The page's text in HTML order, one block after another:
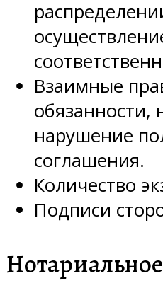
Взаимные
обязанности,
нарушение
соглашения.
Количество
Подписи